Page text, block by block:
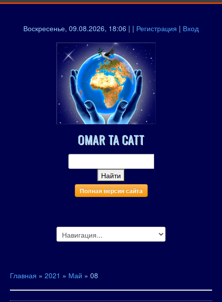
Воскресенье, 09.08.2026, 18:06 | | Регистрация | Вход
OMAR TA CATT
Полная версия сайта
Главная » 2021 » Май » 08